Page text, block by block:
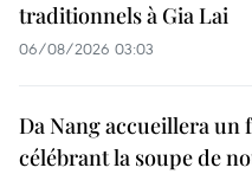
traditionnels à Gia Lai
06/08/2026 03:03
Da Nang accueillera un
célébrant la soupe de